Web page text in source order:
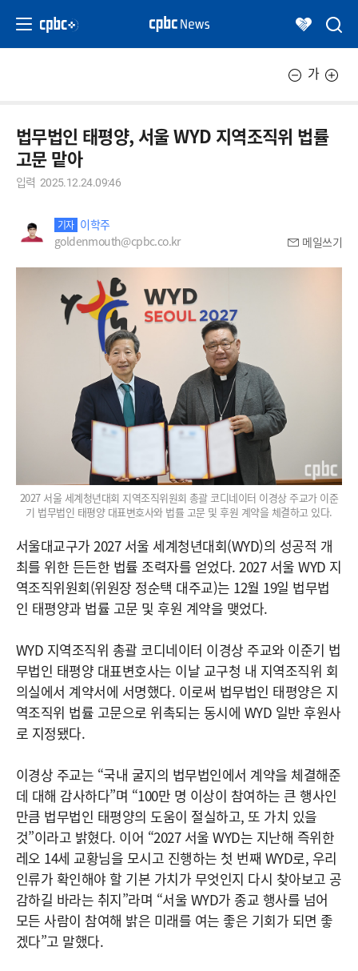
가
법무법인 태평양, 서울 WYD 지역조직위 법률
고문 맡아
입력 2025.12.24.09:46
기자 이학주
goldenmouth@cpbc.co.kr
메일쓰기
2027 서울 세계청년대회 지역조직위원회 총괄 코디네이터 이경상 주교가 이준
기 법무법인 태평양 대표변호사와 법률 고문 및 후원 계약을 체결하고 있다.
서울대교구가 2027 서울 세계청년대회(WYD)의 성공적 개
최를 위한 든든한 법률 조력자를 얻었다. 2027 서울 WYD 지
역조직위원회(위원장 정순택 대주교)는 12월 19일 법무법
인 태평양과 법률 고문 및 후원 계약을 맺었다.
WYD 지역조직위 총괄 코디네이터 이경상 주교와 이준기 법
무법인 태평양 대표변호사는 이날 교구청 내 지역조직위 회
의실에서 계약서에 서명했다. 이로써 법무법인 태평양은 지
역조직위 법률 고문으로 위촉되는 동시에 WYD 일반 후원사
로 지정됐다.
이경상 주교는 “국내 굴지의 법무법인에서 계약을 체결해준
데 대해 감사하다”며 “100만 명 이상이 참여하는 큰 행사인
만큼 법무법인 태평양의 도움이 절실하고, 또 가치 있을
것”이라고 밝혔다. 이어 “2027 서울 WYD는 지난해 즉위한
레오 14세 교황님을 모시고 진행하는 첫 번째 WYD로, 우리
인류가 확인해야 할 기본 가치가 무엇인지 다시 찾아보고 공
감하길 바라는 취지”라며 “서울 WYD가 종교 행사를 넘어
모든 사람이 참여해 밝은 미래를 여는 좋은 기회가 되면 좋
겠다”고 말했다.